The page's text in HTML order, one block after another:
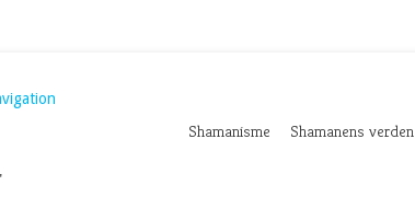
Shamanisme Shamanens verden